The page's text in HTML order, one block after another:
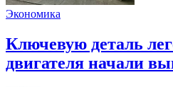
Экономика
Ключевую деталь
двигателя начали